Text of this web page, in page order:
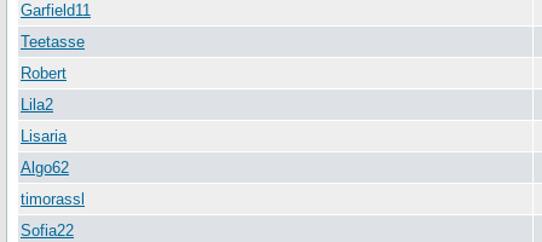
Garfield11
Teetasse
Robert
Lila2
Lisaria
Algo62
timorassl
Sofia22